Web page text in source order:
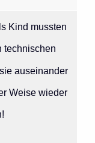
Kind mussten
technischen
auseinander
Weise wieder